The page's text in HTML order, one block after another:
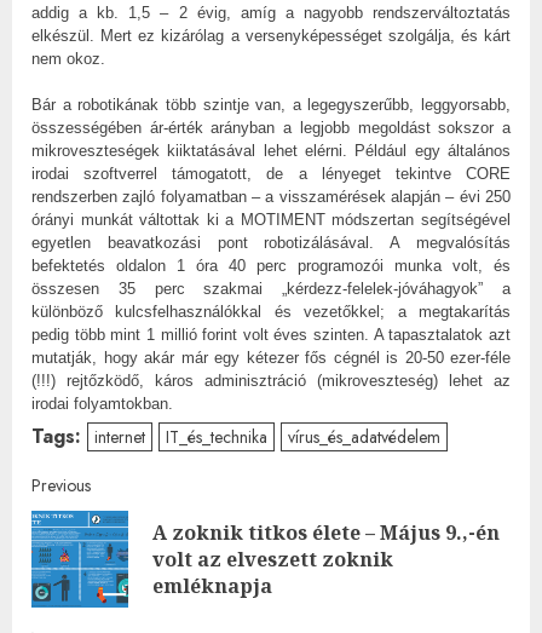
addig a kb. 1,5 – 2 évig, amíg a nagyobb rendszerváltoztatás
elkészül. Mert ez kizárólag a versenyképességet szolgálja, és kárt
nem okoz.
Bár a robotikának több szintje van, a legegyszerűbb, leggyorsabb,
összességében ár-érték arányban a legjobb megoldást sokszor a
mikroveszteségek kiiktatásával lehet elérni. Például egy általános
irodai szoftverrel támogatott, de a lényeget tekintve CORE
rendszerben zajló folyamatban – a visszamérések alapján – évi 250
órányi munkát váltottak ki a MOTIMENT módszertan segítségével
egyetlen beavatkozási pont robotizálásával. A megvalósítás
befektetés oldalon 1 óra 40 perc programozói munka volt, és
összesen 35 perc szakmai „kérdezz-felelek-jóváhagyok” a
különböző kulcsfelhasználókkal és vezetőkkel; a megtakarítás
pedig több mint 1 millió forint volt éves szinten. A tapasztalatok azt
mutatják, hogy akár már egy kétezer fős cégnél is 20-50 ezer-féle
(!!!) rejtőzködő, káros adminisztráció (mikroveszteség) lehet az
irodai folyamtokban.
Tags: internet IT_és_technika vírus_és_adatvédelem
Post
navigation
Previous
A zoknik titkos élete – Május 9.,-én
volt az elveszett zoknik
emléknapja